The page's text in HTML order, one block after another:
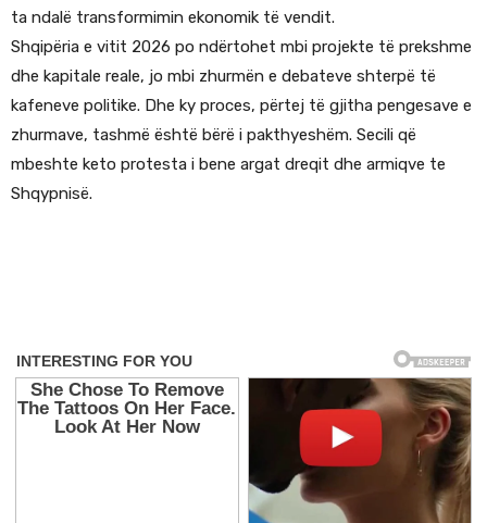
ta ndalë transformimin ekonomik të vendit.
Shqipëria e vitit 2026 po ndërtohet mbi projekte të prekshme
dhe kapitale reale, jo mbi zhurmën e debateve shterpë të
kafeneve politike. Dhe ky proces, përtej të gjitha pengesave e
zhurmave, tashmë është bërë i pakthyeshëm. Secili që
mbeshte keto protesta i bene argat dreqit dhe armiqve te
Shqypnisë.